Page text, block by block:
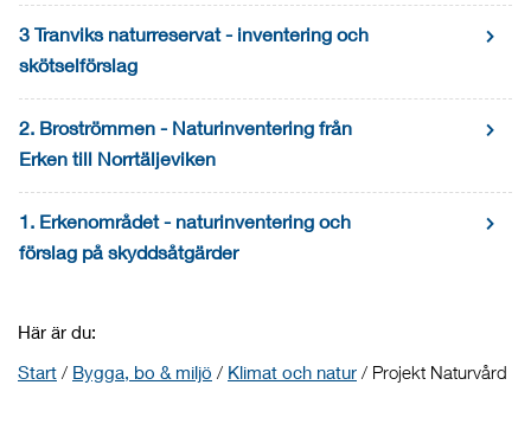
3 Tranviks naturreservat - inventering och
skötselförslag
2. Broströmmen - Naturinventering från
Erken till Norrtäljeviken
1. Erkenområdet - naturinventering och
förslag på skyddsåtgärder
Här är du:
Start / Bygga, bo & miljö / Klimat och natur / Projekt Naturvård